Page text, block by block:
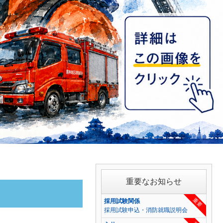
重要なお知らせ
採用試験関係
採用試験申込・消防就職説明会
重要